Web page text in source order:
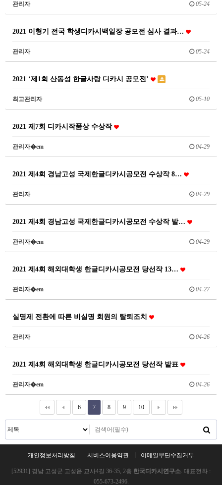
관리자 05-24
2021 이형기 전국 학생디카시백일장 공모전 심사 결과…
관리자 05-24
2021 ‘제1회 산동성 한글사랑 디카시 공모전’
최고관리자 05-10
2021 제7회 디카시작품상 수상작
관리자�em 04-29
2021 제4회 경남고성 국제한글디카시공모전 수상작 8…
관리자 04-29
2021 제4회 경남고성 국제한글디카시공모전 수상작 발…
관리자�em 04-29
2021 제4회 해외대학생 한글디카시공모전 당선작 13…
관리자�em 04-27
실명제 전환에 따른 비실명 회원의 탈퇴조치
관리자 04-26
2021 제4회 해외대학생 한글디카시공모전 당선작 발표
관리자�em 04-26
6 7 8 9 10
개인정보처리방침 서비스이용약관 이메일무단수집거부
[52931] 경남 고성군 고성읍 교사4길 36-35, 2층 한국디카시연구소. 대표전화 :
055-673-2496.